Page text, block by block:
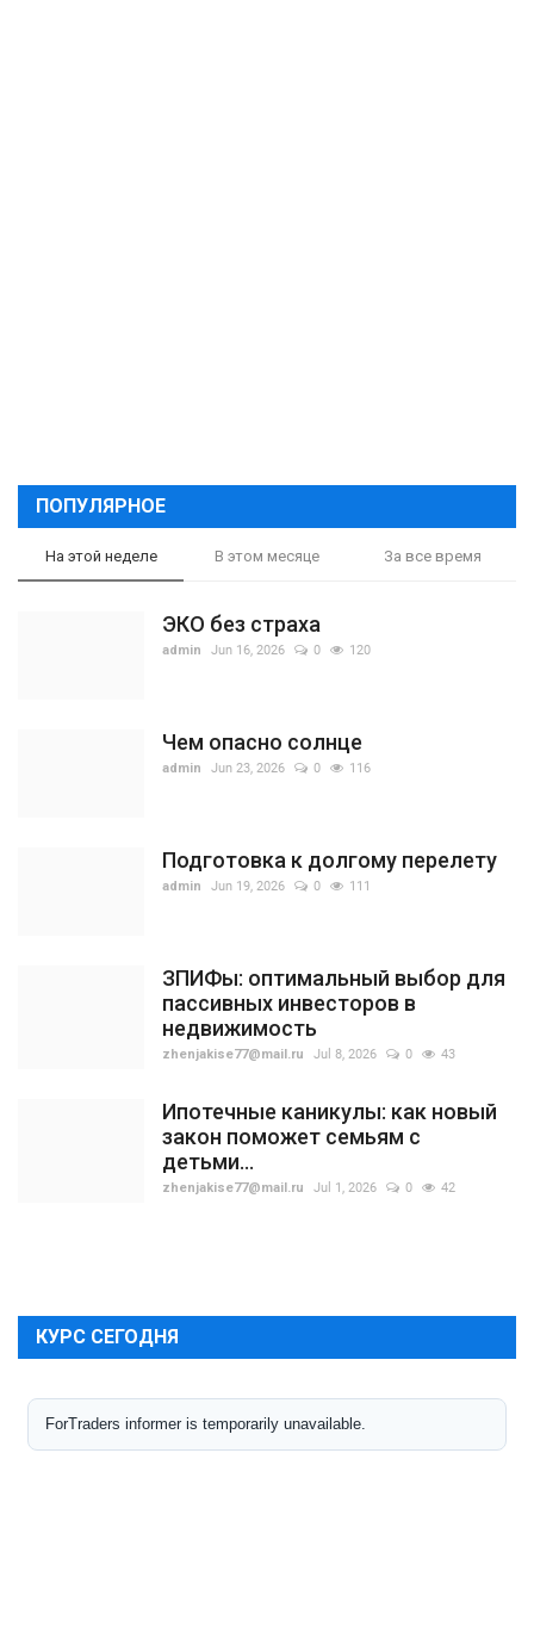
ПОПУЛЯРНОЕ
На этой неделе В этом месяце За все время
ЭКО без страха
admin Jun 16, 2026 0 120
Чем опасно солнце
admin Jun 23, 2026 0 116
Подготовка к долгому перелету
admin Jun 19, 2026 0 111
ЗПИФы: оптимальный выбор для
пассивных инвесторов в
недвижимость
zhenjakise77@mail.ru Jul 8, 2026 0 43
Ипотечные каникулы: как новый
закон поможет семьям с
детьми...
zhenjakise77@mail.ru Jul 1, 2026 0 42
КУРС СЕГОДНЯ